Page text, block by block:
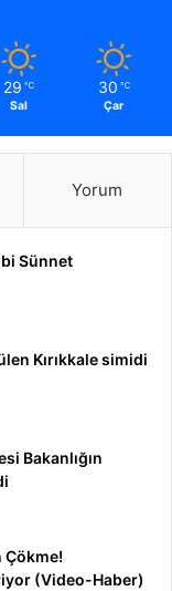
29 ℃
Sal
30 ℃
Çar
Yorum
Sünnet
Kırıkkale simidi
Bakanlığın
Çökme!
(Video-Haber)